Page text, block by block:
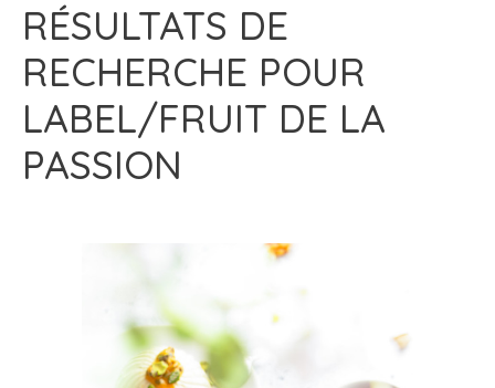
RÉSULTATS DE
RECHERCHE POUR
LABEL/FRUIT DE LA
PASSION